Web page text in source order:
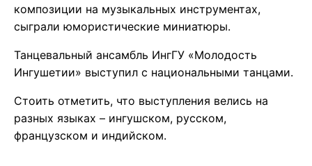
композиции на музыкальных инструментах,
сыграли юмористические миниатюры.
Танцевальный ансамбль ИнгГУ «Молодость
Ингушетии» выступил с национальными танцами.
Стоить отметить, что выступления велись на
разных языках – ингушском, русском,
французском и индийском.